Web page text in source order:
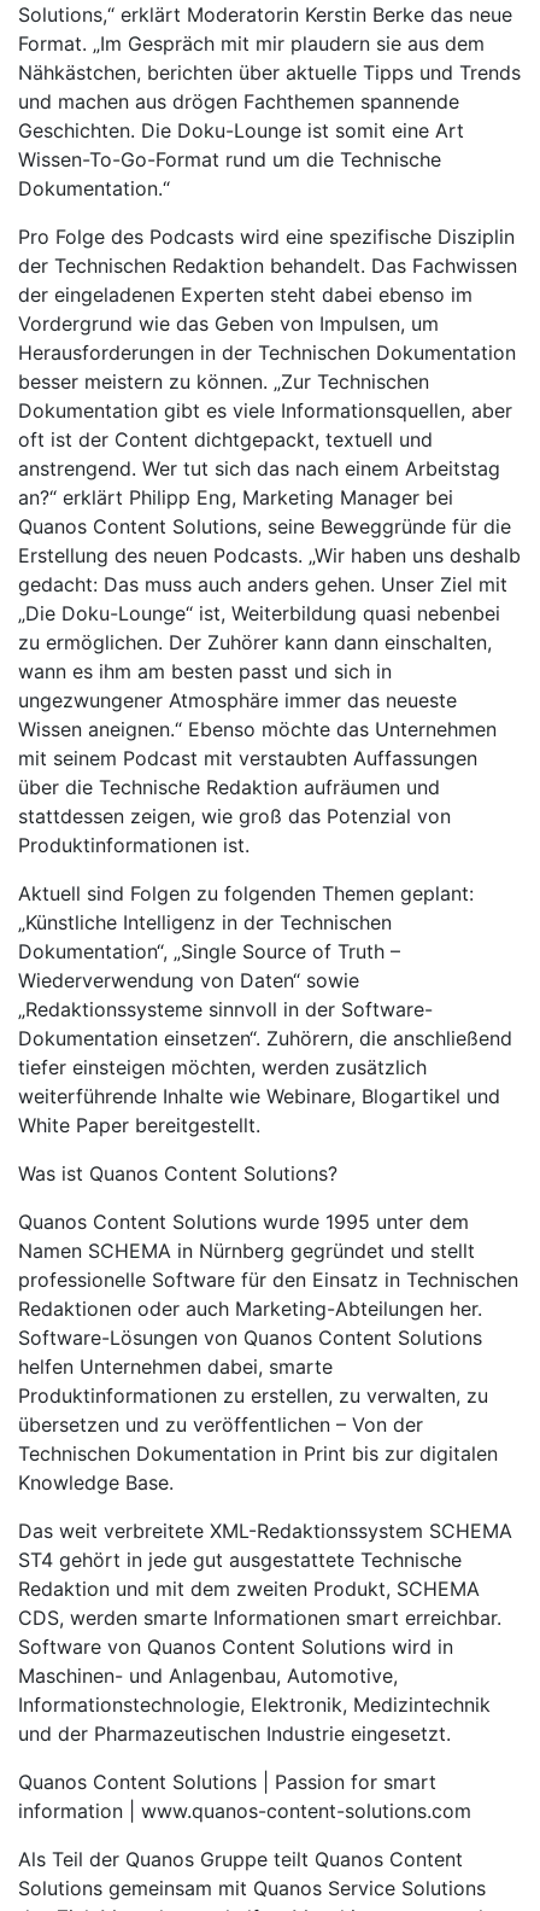
Solutions,“ erklärt Moderatorin Kerstin Berke das neue
Format. „Im Gespräch mit mir plaudern sie aus dem
Nähkästchen, berichten über aktuelle Tipps und Trends
und machen aus drögen Fachthemen spannende
Geschichten. Die Doku-Lounge ist somit eine Art
Wissen-To-Go-Format rund um die Technische
Dokumentation.“
Pro Folge des Podcasts wird eine spezifische Disziplin
der Technischen Redaktion behandelt. Das Fachwissen
der eingeladenen Experten steht dabei ebenso im
Vordergrund wie das Geben von Impulsen, um
Herausforderungen in der Technischen Dokumentation
besser meistern zu können. „Zur Technischen
Dokumentation gibt es viele Informationsquellen, aber
oft ist der Content dichtgepackt, textuell und
anstrengend. Wer tut sich das nach einem Arbeitstag
an?“ erklärt Philipp Eng, Marketing Manager bei
Quanos Content Solutions, seine Beweggründe für die
Erstellung des neuen Podcasts. „Wir haben uns deshalb
gedacht: Das muss auch anders gehen. Unser Ziel mit
„Die Doku-Lounge“ ist, Weiterbildung quasi nebenbei
zu ermöglichen. Der Zuhörer kann dann einschalten,
wann es ihm am besten passt und sich in
ungezwungener Atmosphäre immer das neueste
Wissen aneignen.“ Ebenso möchte das Unternehmen
mit seinem Podcast mit verstaubten Auffassungen
über die Technische Redaktion aufräumen und
stattdessen zeigen, wie groß das Potenzial von
Produktinformationen ist.
Aktuell sind Folgen zu folgenden Themen geplant:
„Künstliche Intelligenz in der Technischen
Dokumentation“, „Single Source of Truth –
Wiederverwendung von Daten“ sowie
„Redaktionssysteme sinnvoll in der Software-
Dokumentation einsetzen“. Zuhörern, die anschließend
tiefer einsteigen möchten, werden zusätzlich
weiterführende Inhalte wie Webinare, Blogartikel und
White Paper bereitgestellt.
Was ist Quanos Content Solutions?
Quanos Content Solutions wurde 1995 unter dem
Namen SCHEMA in Nürnberg gegründet und stellt
professionelle Software für den Einsatz in Technischen
Redaktionen oder auch Marketing-Abteilungen her.
Software-Lösungen von Quanos Content Solutions
helfen Unternehmen dabei, smarte
Produktinformationen zu erstellen, zu verwalten, zu
übersetzen und zu veröffentlichen – Von der
Technischen Dokumentation in Print bis zur digitalen
Knowledge Base.
Das weit verbreitete XML-Redaktionssystem SCHEMA
ST4 gehört in jede gut ausgestattete Technische
Redaktion und mit dem zweiten Produkt, SCHEMA
CDS, werden smarte Informationen smart erreichbar.
Software von Quanos Content Solutions wird in
Maschinen- und Anlagenbau, Automotive,
Informationstechnologie, Elektronik, Medizintechnik
und der Pharmazeutischen Industrie eingesetzt.
Quanos Content Solutions | Passion for smart
information | www.quanos-content-solutions.com
Als Teil der Quanos Gruppe teilt Quanos Content
Solutions gemeinsam mit Quanos Service Solutions